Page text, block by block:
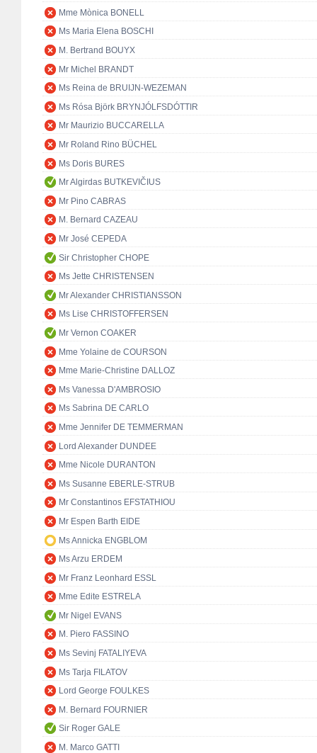
Mme Mònica BONELL
Ms Maria Elena BOSCHI
M. Bertrand BOUYX
Mr Michel BRANDT
Ms Reina de BRUIJN-WEZEMAN
Ms Rósa Björk BRYNJÓLFSDÓTTIR
Mr Maurizio BUCCARELLA
Mr Roland Rino BÜCHEL
Ms Doris BURES
Mr Algirdas BUTKEVIČIUS
Mr Pino CABRAS
M. Bernard CAZEAU
Mr José CEPEDA
Sir Christopher CHOPE
Ms Jette CHRISTENSEN
Mr Alexander CHRISTIANSSON
Ms Lise CHRISTOFFERSEN
Mr Vernon COAKER
Mme Yolaine de COURSON
Mme Marie-Christine DALLOZ
Ms Vanessa D'AMBROSIO
Ms Sabrina DE CARLO
Mme Jennifer DE TEMMERMAN
Lord Alexander DUNDEE
Mme Nicole DURANTON
Ms Susanne EBERLE-STRUB
Mr Constantinos EFSTATHIOU
Mr Espen Barth EIDE
Ms Annicka ENGBLOM
Ms Arzu ERDEM
Mr Franz Leonhard ESSL
Mme Edite ESTRELA
Mr Nigel EVANS
M. Piero FASSINO
Ms Sevinj FATALIYEVA
Ms Tarja FILATOV
Lord George FOULKES
M. Bernard FOURNIER
Sir Roger GALE
M. Marco GATTI